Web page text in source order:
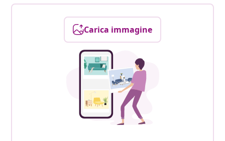
Carica immagine